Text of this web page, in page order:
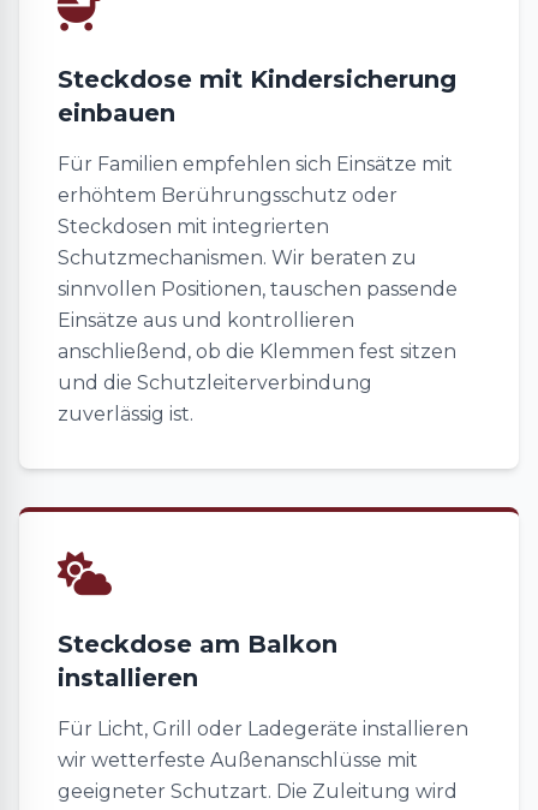
Steckdose mit Kindersicherung
einbauen
Für Familien empfehlen sich Einsätze mit
erhöhtem Berührungsschutz oder
Steckdosen mit integrierten
Schutzmechanismen. Wir beraten zu
sinnvollen Positionen, tauschen passende
Einsätze aus und kontrollieren
anschließend, ob die Klemmen fest sitzen
und die Schutzleiterverbindung
zuverlässig ist.
Steckdose am Balkon
installieren
Für Licht, Grill oder Ladegeräte installieren
wir wetterfeste Außenanschlüsse mit
geeigneter Schutzart. Die Zuleitung wird